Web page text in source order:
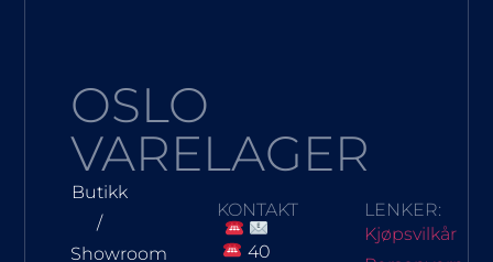
OSLO
VARELAGER
Butikk
/
Showroom
KONTAKT
40
LENKER:
Kjøpsvilkår